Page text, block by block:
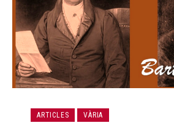
ARTICLES VÀRIA